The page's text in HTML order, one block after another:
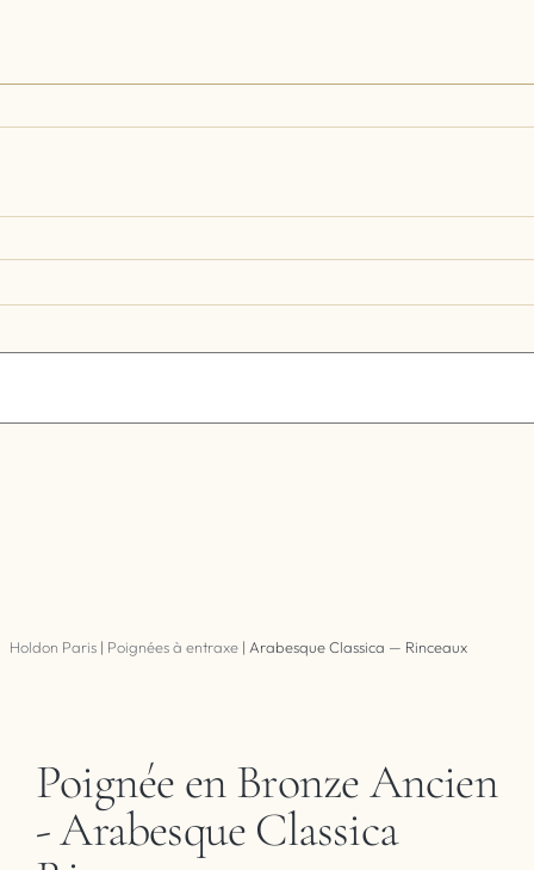
Holdon Paris | Poignées à entraxe | Arabesque Classica — Rinceaux
Poignée en Bronze Ancien
- Arabesque Classica